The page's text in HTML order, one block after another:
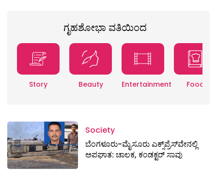
ಗೃಹಶೋಭಾ ವತಿಯಿಂದ
Story Beauty Entertainment Food
Society
ಬೆಂಗಳೂರು-ಮೈಸೂರು ಎಕ್ಸ್​ಪ್ರೆಸ್‌ವೇನಲ್ಲಿ
ಅಪಘಾತ: ಚಾಲಕ, ಕಂಡಕ್ಟರ್ ಸಾವು